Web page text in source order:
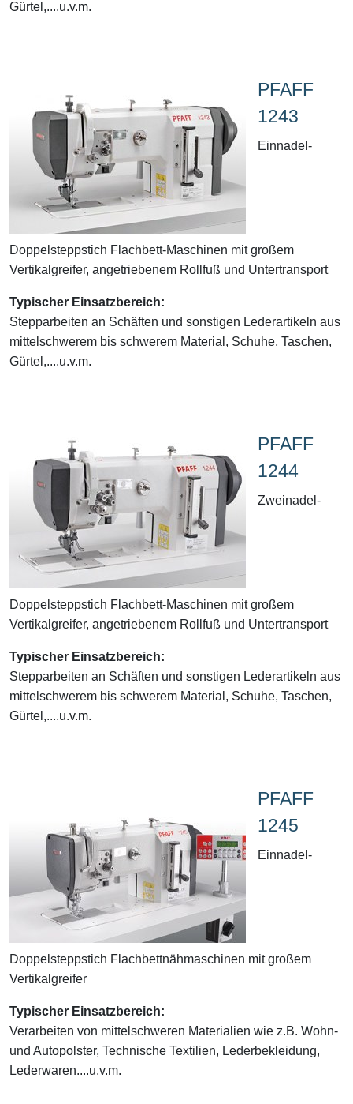
Gürtel,....u.v.m.
PFAFF
1243
Einnadel-
Doppelsteppstich Flachbett-Maschinen mit großem
Vertikalgreifer, angetriebenem Rollfuß und Untertransport
Typischer Einsatzbereich:
Stepparbeiten an Schäften und sonstigen Lederartikeln aus
mittelschwerem bis schwerem Material, Schuhe, Taschen,
Gürtel,....u.v.m.
PFAFF
1244
Zweinadel-
Doppelsteppstich Flachbett-Maschinen mit großem
Vertikalgreifer, angetriebenem Rollfuß und Untertransport
Typischer Einsatzbereich:
Stepparbeiten an Schäften und sonstigen Lederartikeln aus
mittelschwerem bis schwerem Material, Schuhe, Taschen,
Gürtel,....u.v.m.
PFAFF
1245
Einnadel-
Doppelsteppstich Flachbettnähmaschinen mit großem
Vertikalgreifer
Typischer Einsatzbereich:
Verarbeiten von mittelschweren Materialien wie z.B. Wohn-
und Autopolster, Technische Textilien, Lederbekleidung,
Lederwaren....u.v.m.